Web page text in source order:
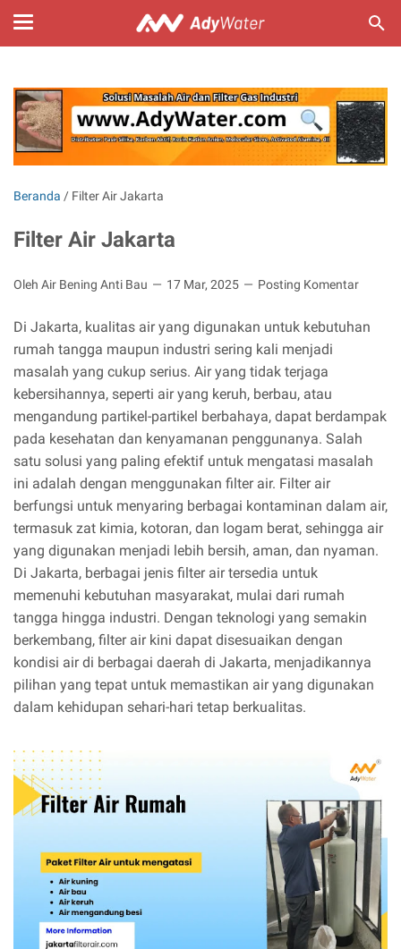
Beranda / Filter Air Jakarta
Filter Air Jakarta
Oleh Air Bening Anti Bau 17 Mar, 2025 Posting Komentar
Di Jakarta, kualitas air yang digunakan untuk kebutuhan
rumah tangga maupun industri sering kali menjadi
masalah yang cukup serius. Air yang tidak terjaga
kebersihannya, seperti air yang keruh, berbau, atau
mengandung partikel-partikel berbahaya, dapat berdampak
pada kesehatan dan kenyamanan penggunanya. Salah
satu solusi yang paling efektif untuk mengatasi masalah
ini adalah dengan menggunakan filter air. Filter air
berfungsi untuk menyaring berbagai kontaminan dalam air,
termasuk zat kimia, kotoran, dan logam berat, sehingga air
yang digunakan menjadi lebih bersih, aman, dan nyaman.
Di Jakarta, berbagai jenis filter air tersedia untuk
memenuhi kebutuhan masyarakat, mulai dari rumah
tangga hingga industri. Dengan teknologi yang semakin
berkembang, filter air kini dapat disesuaikan dengan
kondisi air di berbagai daerah di Jakarta, menjadikannya
pilihan yang tepat untuk memastikan air yang digunakan
dalam kehidupan sehari-hari tetap berkualitas.